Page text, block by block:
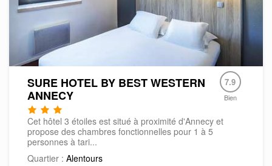
SURE HOTEL BY BEST WESTERN
ANNECY
7.9
Bien
Cet hôtel 3 étoiles est situé à proximité d'Annecy et
propose des chambres fonctionnelles pour 1 à 5
personnes à tari...
Quartier : Alentours